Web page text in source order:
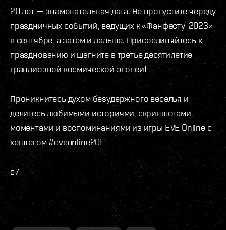
20 лет — знаменательная дата. Не пропустите череду
праздничных событий, ведущих к «Фанфесту-2023»
в сентябре, а затем и дальше. Присоединяйтесь к
празднованию и шагните в третье десятилетие
грандиозной космической эпопеи!
Проникнитесь духом безудержного веселья и
делитесь любимыми историями, скриншотами,
моментами и воспоминаниями из игры EVE Online с
хештегом #eveonline20!
o7